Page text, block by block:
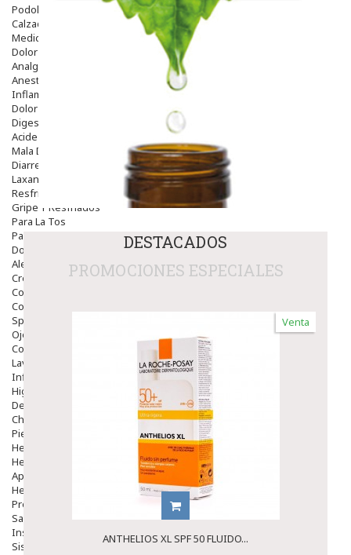
Podología
Calzado
Medicamentos
Dolor E Inflamación
Analgésicos
Anestésicos
Inflamación Articulaciones
Dolor Muscular / Articular
Digestivo
Acidez, Gases Y Ardores
Mala Digestion
Diarrea / Estreñimiento / Vómitos
Laxantes
Resfriados
Gripe Y Resfriados
Para La Tos
Para Descongestionar La Nariz
Dolor De Garganta
Alergias Y Picaduras
Cremas
Comprimidos
Colirios
Sprays
Ojos Y Oidos
Congestión
Lavado Ojos
Inflamación Del Oido (otitis)
Higiene Oido
Deshabituación Tabaquismo
Chicles
Piel
Herpes Y Hongos
Heridas Y úlceras
Aparato Genital
Hemorroides
Protectores Y Emolientes
Salud
Insomnio
Sistema Nervioso
DESTACADOS
PROMOCIONES ESPECIALES
Venta
ANTHELIOS XL SPF 50 FLUIDO...